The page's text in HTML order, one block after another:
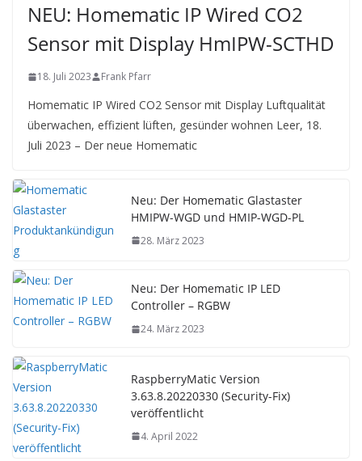
NEU: Homematic IP Wired CO2
Sensor mit Display HmIPW-SCTHD
18. Juli 2023 Frank Pfarr
Homematic IP Wired CO2 Sensor mit Display Luftqualität
überwachen, effizient lüften, gesünder wohnen Leer, 18.
Juli 2023 – Der neue Homematic
Neu: Der Homematic Glastaster
HMIPW-WGD und HMIP-WGD-PL
28. März 2023
Neu: Der Homematic IP LED
Controller – RGBW
24. März 2023
RaspberryMatic Version
3.63.8.20220330 (Security-Fix)
veröffentlicht
4. April 2022